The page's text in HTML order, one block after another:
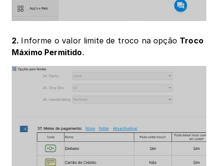
2. Informe o valor limite de troco na opção Troco
Máximo Permitido.